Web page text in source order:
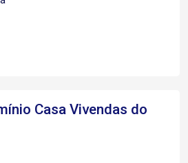
Casa Vivendas do